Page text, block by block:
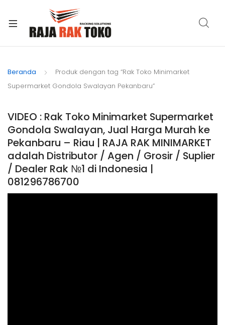
Beranda
Produk dengan tag “Rak Toko Minimarket
Supermarket Gondola Swalayan Pekanbaru”
VIDEO : Rak Toko Minimarket Supermarket
Gondola Swalayan, Jual Harga Murah ke
Pekanbaru – Riau | RAJA RAK MINIMARKET
adalah Distributor / Agen / Grosir / Suplier
/ Dealer Rak №1 di Indonesia |
081296786700